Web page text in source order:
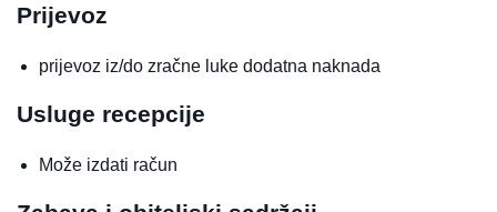
Prijevoz
prijevoz iz/do zračne luke dodatna naknada
Usluge recepcije
Može izdati račun